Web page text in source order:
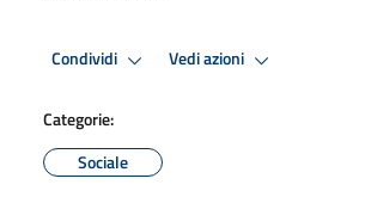
Condividi Vedi azioni
Categorie:
Sociale